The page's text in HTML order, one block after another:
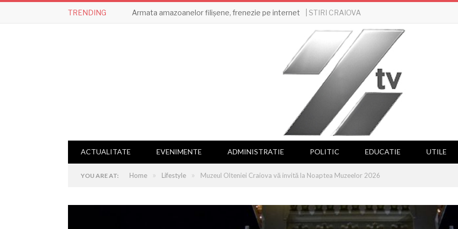
TRENDING Armata amazoanelor filișene, frenezie pe internet | STIRI CRAIOVA
ACTUALITATE EVENIMENTE ADMINISTRATIE POLITIC EDUCATIE UTILE
YOU ARE AT: Home » Lifestyle » Muzeul Olteniei Craiova vă invită la Noaptea Muzeelor 2026